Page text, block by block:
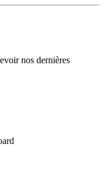
nos dernières